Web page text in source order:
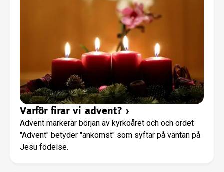
Varför firar vi advent? ›
Advent markerar början av kyrkoåret och och ordet
"Advent" betyder "ankomst" som syftar på väntan på
Jesu födelse.